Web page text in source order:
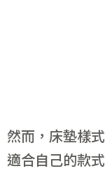
然而，床墊樣
適合自己的款